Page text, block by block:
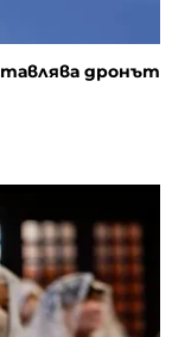
дронът